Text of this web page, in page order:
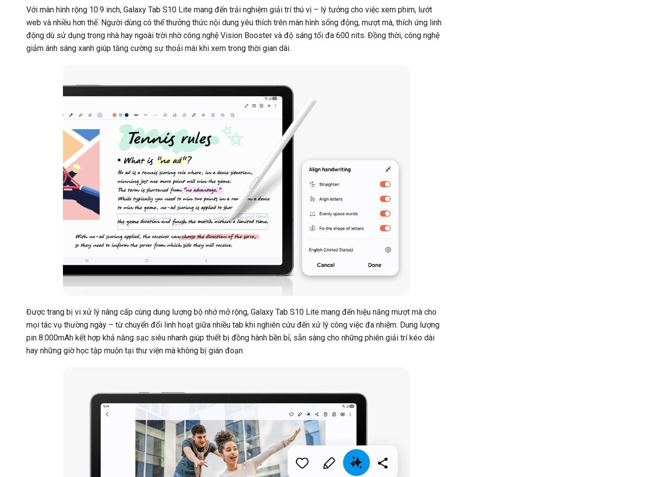
Với màn hình rộng 10.9 inch, Galaxy Tab S10 Lite mang đến trải nghiệm giải trí thú vị – lý tưởng cho việc xem phim, lướt
web và nhiều hơn thế. Người dùng có thể thưởng thức nội dung yêu thích trên màn hình sống động, mượt mà, thích ứng linh
động dù sử dụng trong nhà hay ngoài trời nhờ công nghệ Vision Booster và độ sáng tối đa 600 nits. Đồng thời, công nghệ
giảm ánh sáng xanh giúp tăng cường sự thoải mái khi xem trong thời gian dài.
Được trang bị vi xử lý nâng cấp cùng dung lượng bộ nhớ mở rộng, Galaxy Tab S10 Lite mang đến hiệu năng mượt mà cho
mọi tác vụ thường ngày – từ chuyển đổi linh hoạt giữa nhiều tab khi nghiên cứu đến xử lý công việc đa nhiệm. Dung lượng
pin 8.000mAh kết hợp khả năng sạc siêu nhanh giúp thiết bị đồng hành bền bỉ, sẵn sàng cho những phiên giải trí kéo dài
hay những giờ học tập muộn tại thư viện mà không bị gián đoạn.